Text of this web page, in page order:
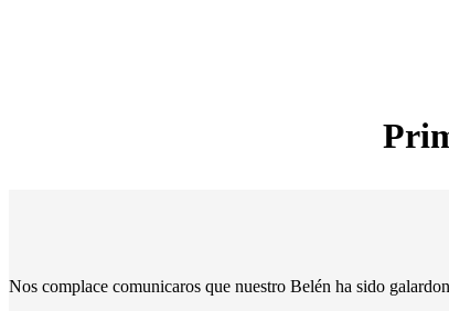
Nos complace comunicaros que nuestro Belén ha sido